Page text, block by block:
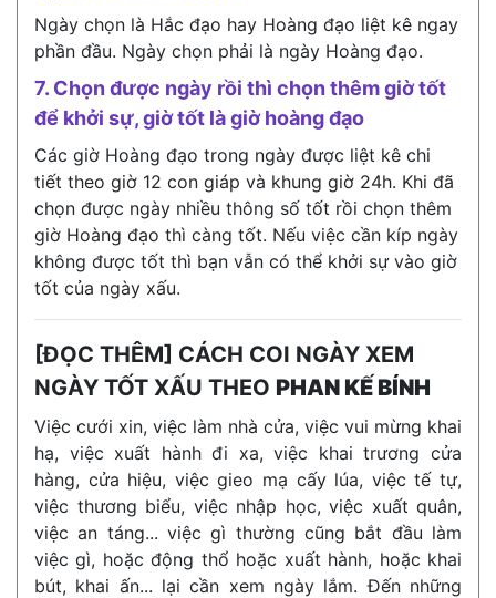
Ngày chọn là Hắc đạo hay Hoàng đạo liệt kê ngay
phần đầu. Ngày chọn phải là ngày Hoàng đạo.
7. Chọn được ngày rồi thì chọn thêm giờ tốt
để khởi sự, giờ tốt là giờ hoàng đạo
Các giờ Hoàng đạo trong ngày được liệt kê chi
tiết theo giờ 12 con giáp và khung giờ 24h. Khi đã
chọn được ngày nhiều thông số tốt rồi chọn thêm
giờ Hoàng đạo thì càng tốt. Nếu việc cần kíp ngày
không được tốt thì bạn vẫn có thể khởi sự vào giờ
tốt của ngày xấu.
[ĐỌC THÊM] CÁCH COI NGÀY XEM
NGÀY TỐT XẤU THEO PHAN KẾ BÍNH
Việc cưới xin, việc làm nhà cửa, việc vui mừng khai
hạ, việc xuất hành đi xa, việc khai trương cửa
hàng, cửa hiệu, việc gieo mạ cấy lúa, việc tế tự,
việc thương biểu, việc nhập học, việc xuất quân,
việc an táng... việc gì thường cũng bắt đầu làm
việc gì, hoặc động thổ hoặc xuất hành, hoặc khai
bút, khai ấn... lại cần xem ngày lắm. Đến những